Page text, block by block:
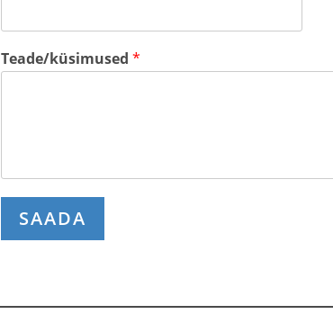
Teade/küsimused *
SAADA